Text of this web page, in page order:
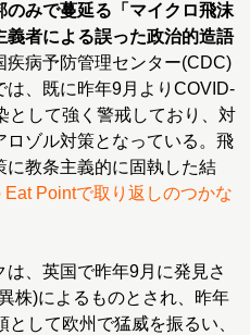
のみで蔓延る「マイクロ飛沫
義者による誤った政治的造語
疾病予防管理センター(CDC)
は、既に昨年9月よりCOVID-
として強く警戒しており、対
ロゾル対策となっている。飛
に教条主義的に固執した結
Eat Pointで取り返しのつかな
、英国で昨年9月に発見さ
株)によるものとされ、昨年
として欧州で猛威を振るい、